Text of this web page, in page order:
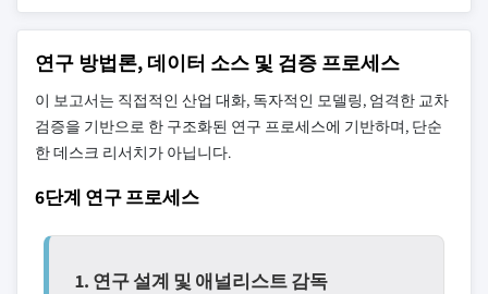
연구 방법론, 데이터 소스 및 검증 프로세스
이 보고서는 직접적인 산업 대화, 독자적인 모델링, 엄격한 교차
검증을 기반으로 한 구조화된 연구 프로세스에 기반하며, 단순
한 데스크 리서치가 아닙니다.
6단계 연구 프로세스
1. 연구 설계 및 애널리스트 감독